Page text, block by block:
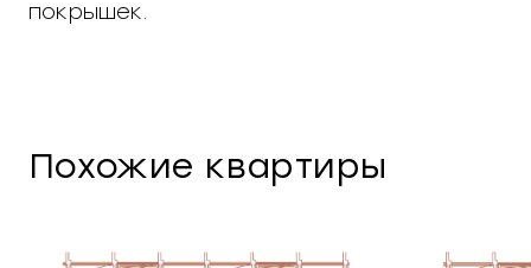
покрышек.
Похожие квартиры